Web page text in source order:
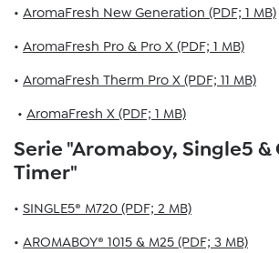
• AromaFresh New Generation (PDF; 1 MB)
• AromaFresh Pro & Pro X (PDF; 1 MB)
• AromaFresh Therm Pro X (PDF; 11 MB)
• AromaFresh X (PDF; 1 MB)
Serie "Aromaboy, Single5
Timer"
• SINGLE5® M720 (PDF; 2 MB)
• AROMABOY® 1015 & M25 (PDF; 3 MB)